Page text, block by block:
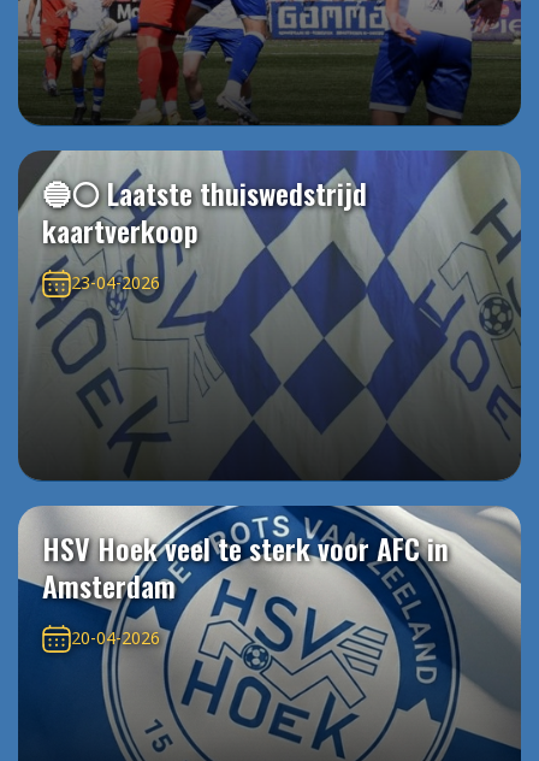
🔵⚪️ Laatste thuiswedstrijd
kaartverkoop
23-04-2026
HSV Hoek veel te sterk voor AFC in
Amsterdam
20-04-2026